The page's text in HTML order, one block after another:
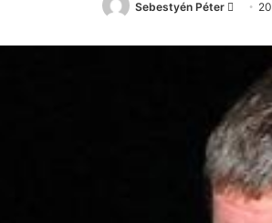
Sebestyén Péter Send
email